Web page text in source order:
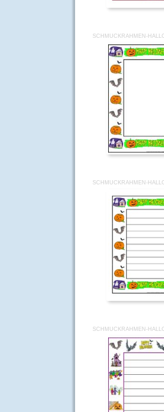
SCHMUCKRAHMEN-
SCHMUCKRAHMEN-
SCHMUCKRAHMEN-